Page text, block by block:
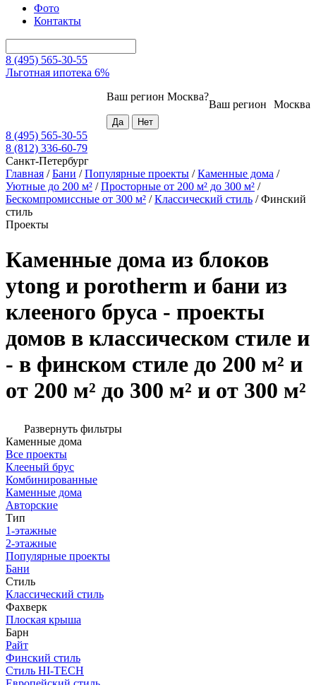
Фото
Контакты
8 (495) 565-30-55
Льготная ипотека 6%
Москва
Ваш регион
Ваш регион Москва?
8 (495) 565-30-55
8 (812) 336-60-79
Санкт-Петербург
Главная /Бани /Популярные проекты /Каменные дома /
Уютные до 200 м² /Просторные от 200 м² до 300 м² /
Бескомпромиссные от 300 м² /Классический стиль /Финский
стиль
Проекты
Каменные дома из блоков
ytong и porotherm и бани из
клееного бруса - проекты
домов в классическом стиле и
- в финском стиле до 200 м² и
от 200 м² до 300 м² и от 300 м²
Развернуть фильтры
Каменные дома
Все проекты
Клееный брус
Комбинированные
Каменные дома
Авторские
Тип
1-этажные
2-этажные
Популярные проекты
Бани
Стиль
Классический стиль
Фахверк
Плоская крыша
Барн
Райт
Финский стиль
Стиль HI-TECH